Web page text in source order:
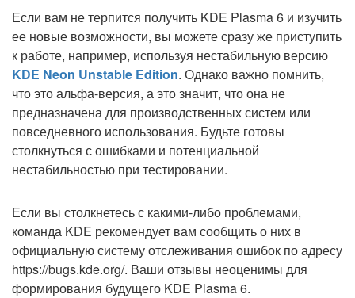
Если вам не терпится получить KDE Plasma 6 и изучить
ее новые возможности, вы можете сразу же приступить
к работе, например, используя нестабильную версию
KDE Neon Unstable Edition. Однако важно помнить,
что это альфа-версия, а это значит, что она не
предназначена для производственных систем или
повседневного использования. Будьте готовы
столкнуться с ошибками и потенциальной
нестабильностью при тестировании.
Если вы столкнетесь с какими-либо проблемами,
команда KDE рекомендует вам сообщить о них в
официальную систему отслеживания ошибок по адресу
https://bugs.kde.org/. Ваши отзывы неоценимы для
формирования будущего KDE Plasma 6.